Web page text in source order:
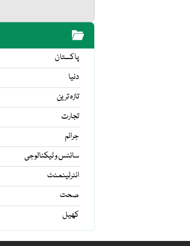
پاکستان
دنیا
تازہ ترین
تجارت
جرائم
سائنس و ٹیکنالوجی
انٹرٹینمنٹ
صحت
کھیل